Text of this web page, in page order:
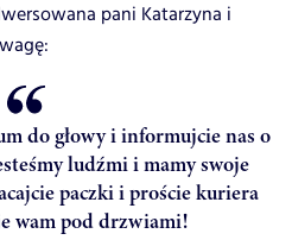
pani Katarzyna i
do głowy i informujcie nas o
ludźmi i mamy swoje
paczki i proście kuriera
wam pod drzwiami!